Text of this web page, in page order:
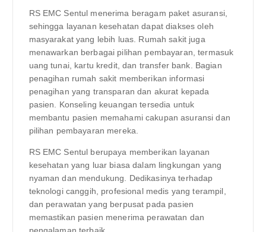
RS EMC Sentul menerima beragam paket asuransi,
sehingga layanan kesehatan dapat diakses oleh
masyarakat yang lebih luas. Rumah sakit juga
menawarkan berbagai pilihan pembayaran, termasuk
uang tunai, kartu kredit, dan transfer bank. Bagian
penagihan rumah sakit memberikan informasi
penagihan yang transparan dan akurat kepada
pasien. Konseling keuangan tersedia untuk
membantu pasien memahami cakupan asuransi dan
pilihan pembayaran mereka.
RS EMC Sentul berupaya memberikan layanan
kesehatan yang luar biasa dalam lingkungan yang
nyaman dan mendukung. Dedikasinya terhadap
teknologi canggih, profesional medis yang terampil,
dan perawatan yang berpusat pada pasien
memastikan pasien menerima perawatan dan